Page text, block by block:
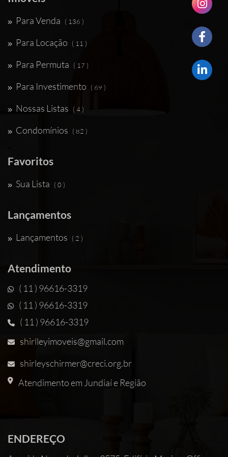
Para Venda ( 136 )
Para Locação ( 11 )
Para Permuta ( 17 )
Para Investimento ( 69 )
Nossas Listas ( 4 )
Condomínios ( 82 )
Favoritos
Sua Lista ( 0 )
Lançamentos
Lançamentos ( 2 )
Atendimento
( 11 ) 96616-3319
( 11 ) 96616-3319
( 11 ) 96616-3319
shirlleyimoveis@gmail.com
shirleyschirmer@creci.org.br
Atendimento em Jundiaí e Região
ENDEREÇO